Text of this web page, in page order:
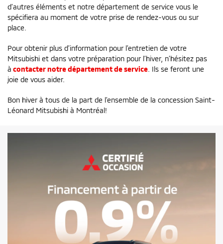
d’autres éléments et notre département de service vous le
spécifiera au moment de votre prise de rendez-vous ou sur
place.
Pour obtenir plus d’information pour l’entretien de votre
Mitsubishi et dans votre préparation pour l’hiver, n’hésitez pas
à contacter notre département de service . Ils se feront une
joie de vous aider.
Bon hiver à tous de la part de l’ensemble de la concession Saint-
Léonard Mitsubishi à Montréal!